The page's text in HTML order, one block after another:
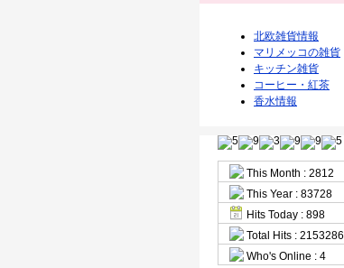
北欧雑貨情報
マリメッコの雑貨
キッチン雑貨
コーヒー・紅茶
香水情報
This Month : 2812
This Year : 83728
Hits Today : 898
Total Hits : 2153286
Who's Online : 4